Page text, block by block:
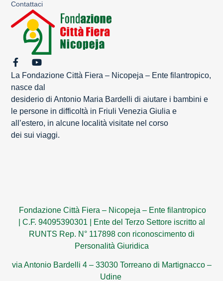
La Fondazione Città Fiera – Nicopeja – Ente filantropico,
nasce dal
desiderio di Antonio Maria Bardelli di aiutare i bambini e
le persone in difficoltà in Friuli Venezia Giulia e
all’estero, in alcune località visitate nel corso
dei sui viaggi.
Contattaci
Fondazione Città Fiera – Nicopeja – Ente filantropico
C.F. 94095390301
Ente del Terzo Settore iscritto al
RUNTS Rep. N° 117898 con riconoscimento di
Personalità Giuridica
via Antonio Bardelli 4 – 33030 Torreano di Martignacco –
Udine